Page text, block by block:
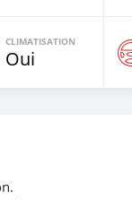
CLIMATISATION
Oui